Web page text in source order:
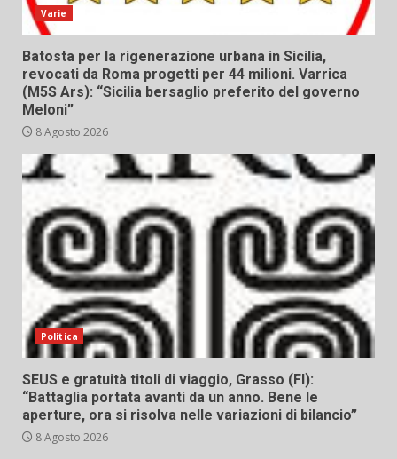
Varie
Batosta per la rigenerazione urbana in Sicilia,
revocati da Roma progetti per 44 milioni. Varrica
(M5S Ars): “Sicilia bersaglio preferito del governo
Meloni”
8 Agosto 2026
Politica
SEUS e gratuità titoli di viaggio, Grasso (FI):
“Battaglia portata avanti da un anno. Bene le
aperture, ora si risolva nelle variazioni di bilancio”
8 Agosto 2026